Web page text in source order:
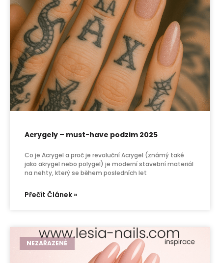
Acrygely – must-have podzim 2025
Co je Acrygel a proč je revoluční Acrygel (známý také
jako akrygel nebo polygel) je moderní stavební materiál
na nehty, který se během posledních let
Přečít Článek »
NEZAŘAZENÉ